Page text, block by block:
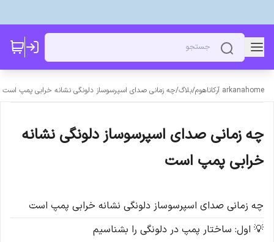
arkanahome آرکاناهوم /بلاگ/چه زمانی صدای اسپرسوساز دلونگی نشانه خرابی پمپ است
چه زمانی صدای اسپرسوساز دلونگی نشانه
خرابی پمپ است
چه زمانی صدای اسپرسوساز دلونگی نشانه خرابی پمپ است
💡 اول: ساختار پمپ در دلونگی را بشناسیم